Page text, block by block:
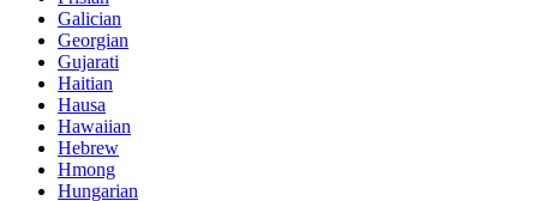
Galician
Georgian
Gujarati
Haitian
Hausa
Hawaiian
Hebrew
Hmong
Hungarian